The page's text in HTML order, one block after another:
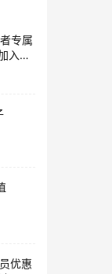
专属
入吧
月折
】
拿现
、
优惠